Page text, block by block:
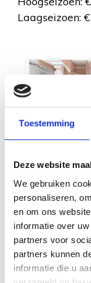
Toestemming
Deze website
We gebruiken
personaliseren,
en om ons
informatie over
partners voor
partners kunnen
informatie die u
Laagseizoen: